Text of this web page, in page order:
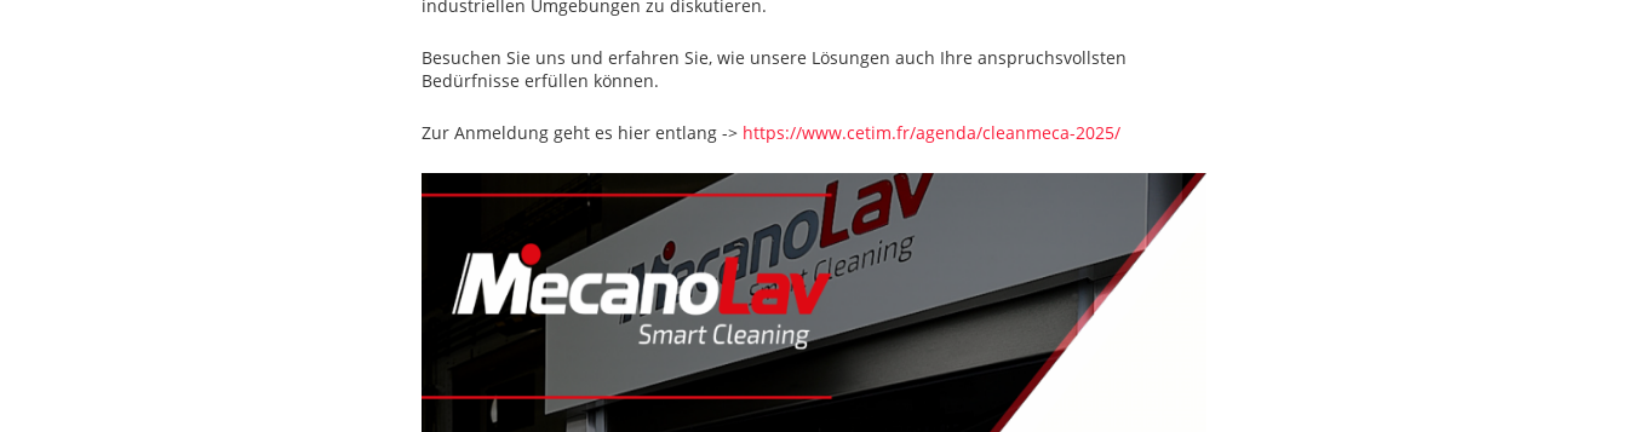
industriellen Umgebungen zu diskutieren.
Besuchen Sie uns und erfahren Sie, wie unsere Lösungen auch Ihre anspruchsvollsten
Bedürfnisse erfüllen können.
Zur Anmeldung geht es hier entlang -> https://www.cetim.fr/agenda/cleanmeca-2025/